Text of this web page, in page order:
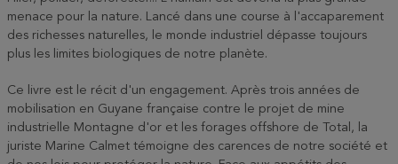
menace pour la nature. Lancé dans une course à l'accaparement
des richesses naturelles, le monde industriel dépasse toujours
plus les limites biologiques de notre planète.
Ce livre est le récit d'un engagement. Après trois années de
mobilisation en Guyane française contre le projet de mine
industrielle Montagne d'or et les forages offshore de Total, la
juriste Marine Calmet témoigne des carences de notre société et